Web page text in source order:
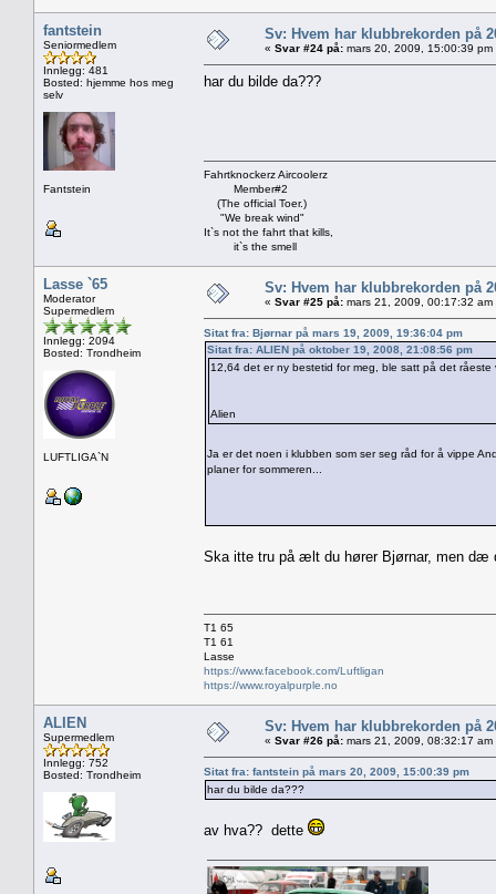
fantstein
Seniormedlem
Innlegg: 481
Bosted: hjemme hos meg
selv
Fantstein
Sv: Hvem har klubbrekorden på
« Svar #24 på: mars 20, 2009, 15:00:39 pm
har du bilde da???
Fahrtknockerz Aircoolerz
Member#2
(The official Toer.)
"We break wind"
It`s not the fahrt that kills,
it`s the smell
Lasse `65
Moderator
Supermedlem
Innlegg: 2094
Bosted: Trondheim
LUFTLIGA`N
Sv: Hvem har klubbrekorden på
« Svar #25 på: mars 21, 2009, 00:17:32 am
Sitat fra: Bjørnar på mars 19, 2009, 19:36:04 pm
Sitat fra: ALIEN på oktober 19, 2008, 21:08:56 pm
12,64 det er ny bestetid for meg, ble satt på det råeste
Alien
Ja er det noen i klubben som ser seg råd for å vippe
planer for sommeren...
Ska itte tru på ælt du hører Bjørnar, men dæ
T1 65
T1 61
Lasse
https://www.facebook.com/Luftligan
https://www.royalpurple.no
ALIEN
Supermedlem
Innlegg: 752
Bosted: Trondheim
Sv: Hvem har klubbrekorden på
« Svar #26 på: mars 21, 2009, 08:32:17 am
Sitat fra: fantstein på mars 20, 2009, 15:00:39 pm
har du bilde da???
av hva?? dette